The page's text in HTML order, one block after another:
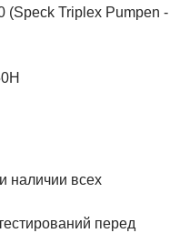
(Speck Triplex Pumpen -
наличии всех
перед